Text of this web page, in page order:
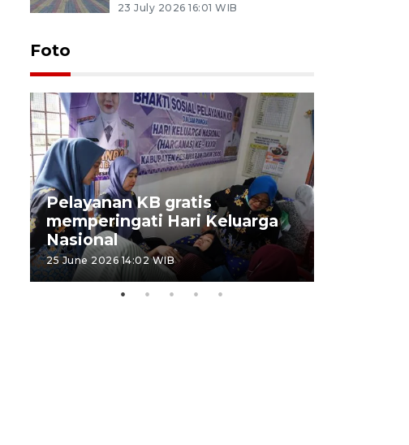
23 July 2026 16:01 WIB
Foto
Pelayanan KB gratis
memperingati Hari Keluarga
Nasional
25 June 2026 14:02 WIB